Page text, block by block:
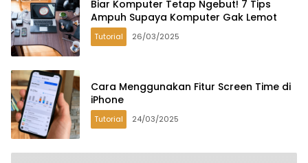
Biar Komputer Tetap Ngebut! 7 Tips
Ampuh Supaya Komputer Gak Lemot
Tutorial 26/03/2025
Cara Menggunakan Fitur Screen Time di
iPhone
Tutorial 24/03/2025